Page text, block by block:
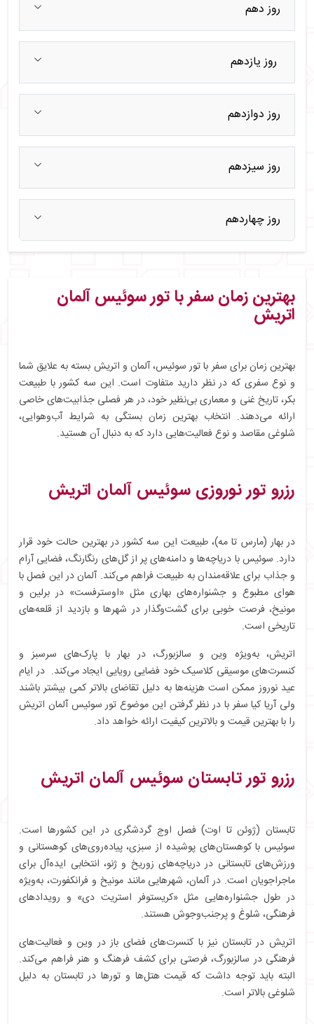
روز دهم
روز یازدهم
روز دوازدهم
روز سیزدهم
روز چهاردهم
بهترین زمان سفر با تور سوئیس آلمان
اتریش
بهترین زمان برای سفر با تور سوئیس، آلمان و اتریش بسته به علایق شما
و نوع سفری که در نظر دارید متفاوت است. این سه کشور با طبیعت
بکر، تاریخ غنی و معماری بی‌نظیر خود، در هر فصلی جذابیت‌های خاصی
ارائه می‌دهند. انتخاب بهترین زمان بستگی به شرایط آب‌وهوایی،
شلوغی مقاصد و نوع فعالیت‌هایی دارد که به دنبال آن هستید.
رزرو تور نوروزی سوئیس آلمان اتریش
در بهار (مارس تا مه)، طبیعت این سه کشور در بهترین حالت خود قرار
دارد. سوئیس با دریاچه‌ها و دامنه‌های پر از گل‌های رنگارنگ، فضایی آرام
و جذاب برای علاقه‌مندان به طبیعت فراهم می‌کند. آلمان در این فصل با
هوای مطبوع و جشنواره‌های بهاری مثل «اوسترفست» در برلین و
مونیخ، فرصت خوبی برای گشت‌وگذار در شهرها و بازدید از قلعه‌های
تاریخی است.
اتریش، به‌ویژه وین و سالزبورگ، در بهار با پارک‌های سرسبز و
کنسرت‌های موسیقی کلاسیک خود فضایی رویایی ایجاد می‌کند. در ایام
عید نوروز ممکن است هزینه‌ها به دلیل تقاضای بالاتر کمی بیشتر باشند
ولی آریا کیا سفر با در نظر گرفتن این موضوع تور سوئیس آلمان اتریش
را با بهترین قیمت و بالاترین کیفیت ارائه خواهد داد.
رزرو تور تابستان سوئیس آلمان اتریش
تابستان (ژوئن تا اوت) فصل اوج گردشگری در این کشورها است.
سوئیس با کوهستان‌های پوشیده از سبزی، پیاده‌روی‌های کوهستانی و
ورزش‌های تابستانی در دریاچه‌های زوریخ و ژنو، انتخابی ایده‌آل برای
ماجراجویان است. در آلمان، شهرهایی مانند مونیخ و فرانکفورت، به‌ویژه
در طول جشنواره‌هایی مثل «کریستوفر استریت دی» و رویدادهای
فرهنگی، شلوغ و پرجنب‌وجوش هستند.
اتریش در تابستان نیز با کنسرت‌های فضای باز در وین و فعالیت‌های
فرهنگی در سالزبورگ، فرصتی برای کشف فرهنگ و هنر فراهم می‌کند.
البته باید توجه داشت که قیمت هتل‌ها و تورها در تابستان به دلیل
شلوغی بالاتر است.